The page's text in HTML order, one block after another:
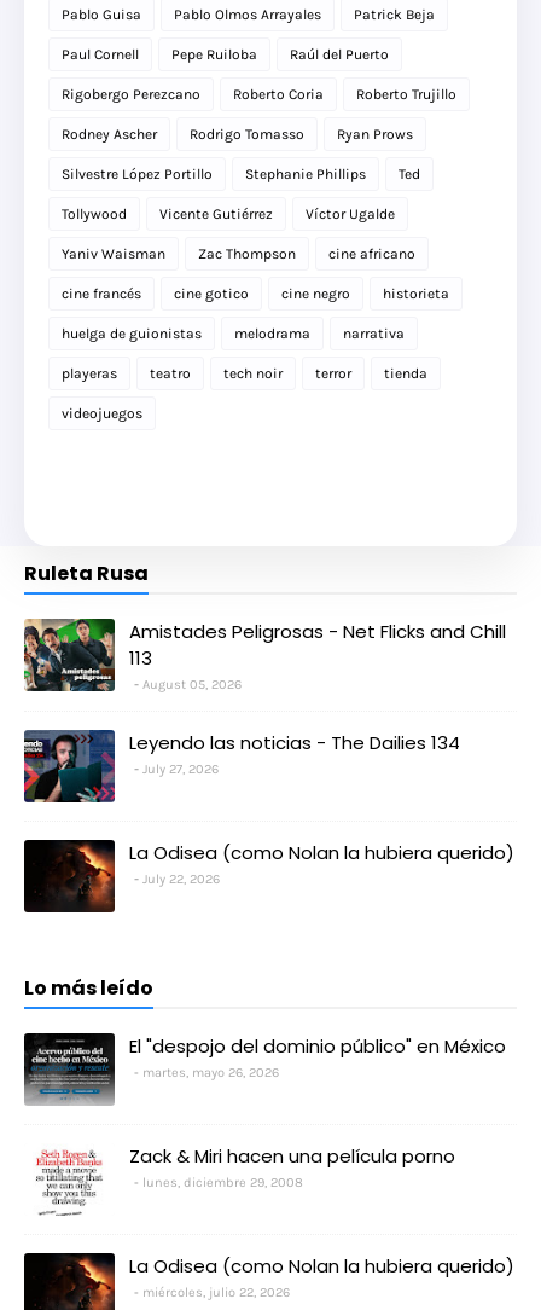
Pablo Guisa Pablo Olmos Arrayales Patrick Beja
Paul Cornell Pepe Ruiloba Raúl del Puerto
Rigobergo Perezcano Roberto Coria Roberto Trujillo
Rodney Ascher Rodrigo Tomasso Ryan Prows
Silvestre López Portillo Stephanie Phillips Ted
Tollywood Vicente Gutiérrez Víctor Ugalde
Yaniv Waisman Zac Thompson cine africano
cine francés cine gotico cine negro historieta
huelga de guionistas melodrama narrativa
playeras teatro tech noir terror tienda
videojuegos
Ruleta Rusa
Amistades Peligrosas - Net Flicks and Chill
113
August 05, 2026
Leyendo las noticias - The Dailies 134
July 27, 2026
La Odisea (como Nolan la hubiera querido)
July 22, 2026
Lo más leído
El "despojo del dominio público" en México
martes, mayo 26, 2026
Zack & Miri hacen una película porno
lunes, diciembre 29, 2008
La Odisea (como Nolan la hubiera querido)
miércoles, julio 22, 2026